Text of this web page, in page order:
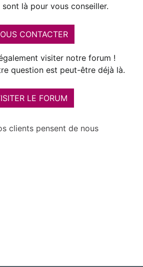
là pour vous conseiller.
CONTACTER
visiter notre forum !
question est peut-être déjà là.
LE FORUM
clients pensent de nous